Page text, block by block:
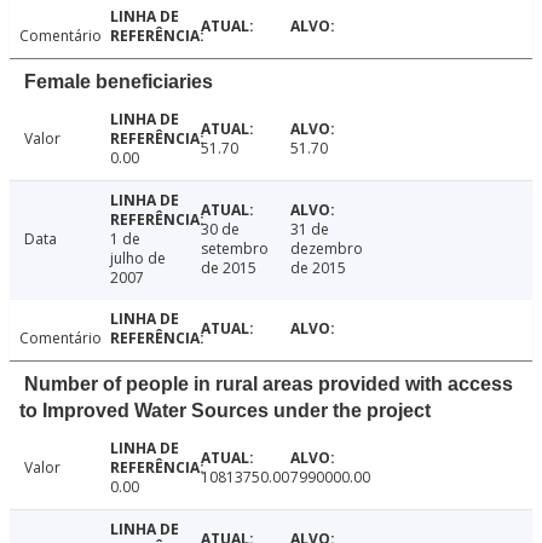
Comentário
Female beneficiaries
Valor
0.00
51.70 51.70
Data
1 de
julho de
2007
30 de
setembro
de 2015
31 de
dezembro
de 2015
Comentário
Number of people in rural areas provided with access
to Improved Water Sources under the project
Valor
0.00
10813750.007990000.00